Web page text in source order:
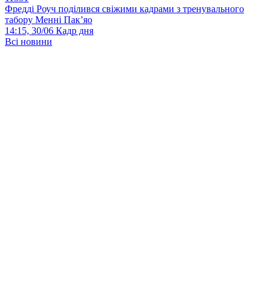
Фредді Роуч поділився свіжими кадрами з тренувального
табору Менні Пак’яо
14:15, 30/06 Кадр дня
Всі новини